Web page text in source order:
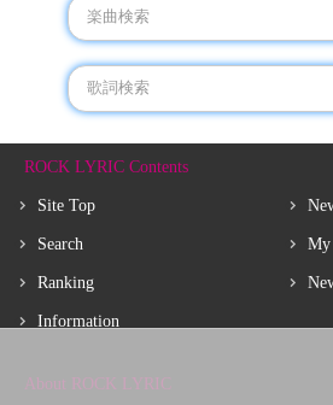
ROCK LYRIC Contents
Site Top
Search
Ranking
Information
My
About ROCK LYRIC